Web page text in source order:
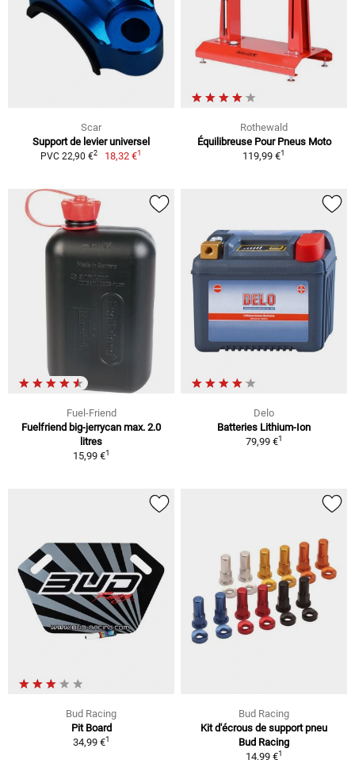
Scar
Support de levier universel
PVC 22,90 €2 18,32 €1
Rothewald
Équilibreuse Pour Pneus Moto
119,99 €1
Fuel-Friend
Fuelfriend big-jerrycan max. 2.0
litres
15,99 €1
Delo
Batteries Lithium-Ion
79,99 €1
Bud Racing
Pit Board
34,99 €1
Bud Racing
Kit d'écrous de support pneu
Bud Racing
14,99 €1